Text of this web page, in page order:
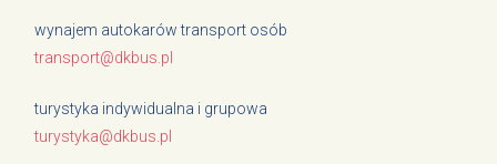
wynajem autokarów transport osób
transport@dkbus.pl
turystyka indywidualna i grupowa
turystyka@dkbus.pl